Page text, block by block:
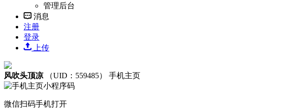
管理后台
消息
注册
登录
上传
风吹头顶凉 （UID：559485） 手机主页
微信扫码手机打开